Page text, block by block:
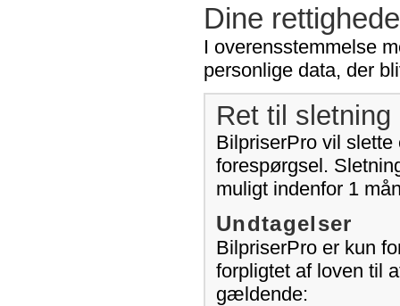
Dine
I overensstemmelse
personlige data, der
Ret til
BilpriserPro vil
forespørgsel.
muligt indenfor 1
Undtagelser
BilpriserPro er kun
forpligtet af loven til
gældende: